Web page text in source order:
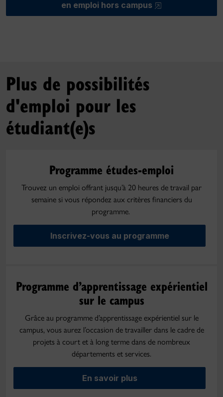
en emploi hors campus
Plus de possibilités
d'emploi pour les
étudiant(e)s
Programme études-emploi
Trouvez un emploi offrant jusqu’à 20 heures de travail par
semaine si vous répondez aux critères financiers du
programme.
Inscrivez-vous au programme
Programme d’apprentissage expérientiel
sur le campus
Grâce au programme d’apprentissage expérientiel sur le
campus, vous aurez l’occasion de travailler dans le cadre de
projets à court et à long terme dans de nombreux
départements et services.
En savoir plus